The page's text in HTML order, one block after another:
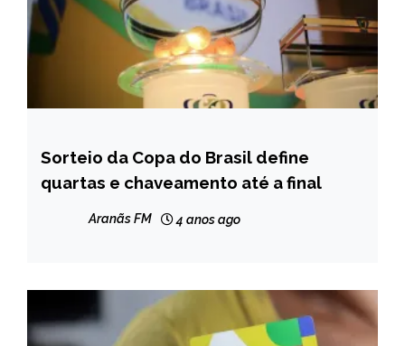
ESPORTES
NOTÍCIAS
Sorteio da Copa do Brasil define
quartas e chaveamento até a final
Aranãs FM 4 anos ago